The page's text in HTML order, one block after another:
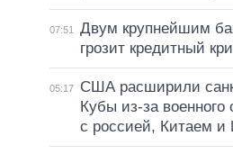
07:51
Двум крупнейшим
грозит кредитный
05:17
США расширили
Кубы из-за военного
с россией, Китаем и